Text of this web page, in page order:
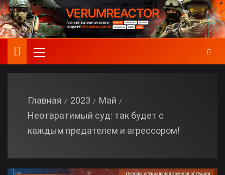
Главная 2023
Май
Неотвратимый суд: так будет с
каждым предателем и агрессором!